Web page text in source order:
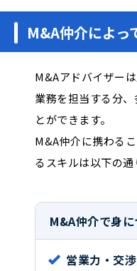
M&A仲介によっ
M&Aアドバイザー
業務を担当する分
とができます。
M&A仲介に携わる
るスキルは以下の通
M&A仲介で身
営業力・交